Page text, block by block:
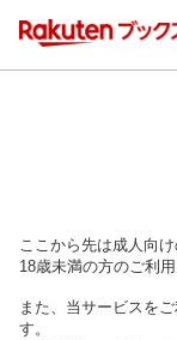
ここから先は成人向
18歳未満の方のご利
また、当サービスを
す。